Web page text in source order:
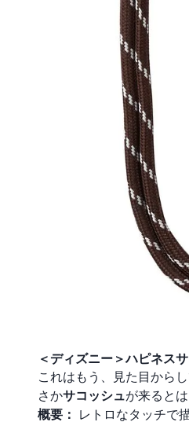
＜ディズニー＞ハピネス
これはもう、見た目から
さかサコッシュが来るとは
概要：
レトロなタッチで